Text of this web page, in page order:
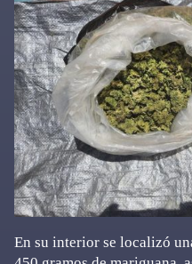
En su interior se localizó